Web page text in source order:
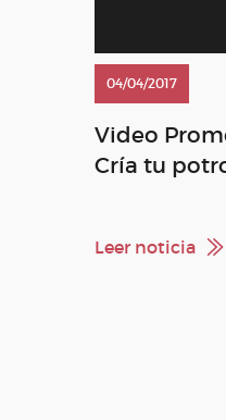
04/04/2017
Video
Cría tu
Leer noticia